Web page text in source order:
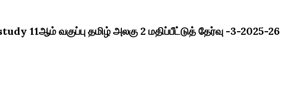
11ஆம் வகுப்பு தமிழ் அலகு 2 மதிப்பீட்டுத் தேர்வு -3-2025-26